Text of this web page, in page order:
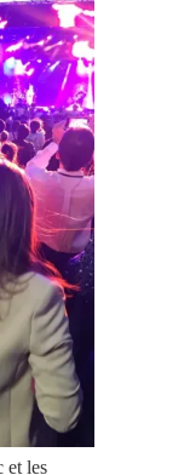
et les